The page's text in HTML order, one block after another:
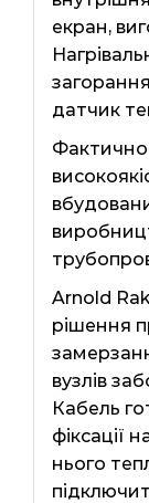
екран,
датчик
Фактично
Arnold
рішення
вузлів
Кабель
фіксації
нього